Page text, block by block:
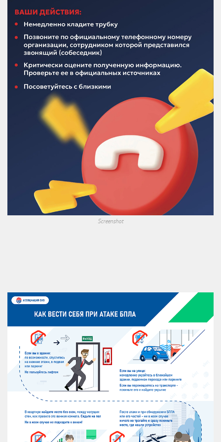
Screenshot